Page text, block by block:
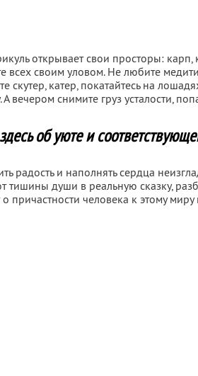
открывает свои просторы: карп,
всех своим уловом. Не любите
скутер, катер, покатайтесь на
вечером снимите груз усталости,
об уюте и
радость и наполнять сердца
тишины души в реальную сказку,
причастности человека к этому